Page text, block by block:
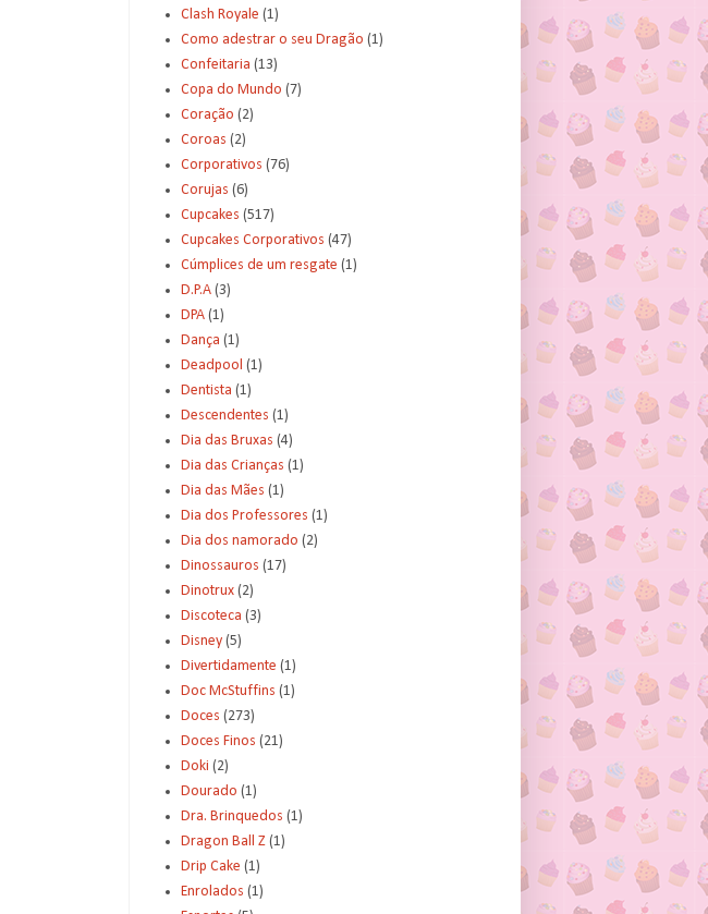
Clash Royale (1)
Como adestrar o seu Dragão (1)
Confeitaria (13)
Copa do Mundo (7)
Coração (2)
Coroas (2)
Corporativos (76)
Corujas (6)
Cupcakes (517)
Cupcakes Corporativos (47)
Cúmplices de um resgate (1)
D.P.A (3)
DPA (1)
Dança (1)
Deadpool (1)
Dentista (1)
Descendentes (1)
Dia das Bruxas (4)
Dia das Crianças (1)
Dia das Mães (1)
Dia dos Professores (1)
Dia dos namorado (2)
Dinossauros (17)
Dinotrux (2)
Discoteca (3)
Disney (5)
Divertidamente (1)
Doc McStuffins (1)
Doces (273)
Doces Finos (21)
Doki (2)
Dourado (1)
Dra. Brinquedos (1)
Dragon Ball Z (1)
Drip Cake (1)
Enrolados (1)